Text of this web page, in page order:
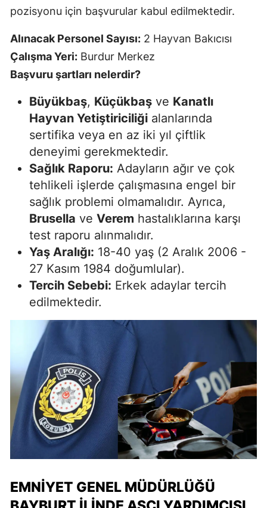
pozisyonu için başvurular kabul edilmektedir.
Alınacak Personel Sayısı: 2 Hayvan Bakıcısı
Çalışma Yeri: Burdur Merkez
Başvuru şartları nelerdir?
Büyükbaş, Küçükbaş ve Kanatlı
Hayvan Yetiştiriciliği alanlarında
sertifika veya en az iki yıl çiftlik
deneyimi gerekmektedir.
Sağlık Raporu: Adayların ağır ve çok
tehlikeli işlerde çalışmasına engel bir
sağlık problemi olmamalıdır. Ayrıca,
Brusella ve Verem hastalıklarına karşı
test raporu alınmalıdır.
Yaş Aralığı: 18-40 yaş (2 Aralık 2006 -
27 Kasım 1984 doğumlular).
Tercih Sebebi: Erkek adaylar tercih
edilmektedir.
EMNIYET GENEL MÜDÜRLÜĞÜ